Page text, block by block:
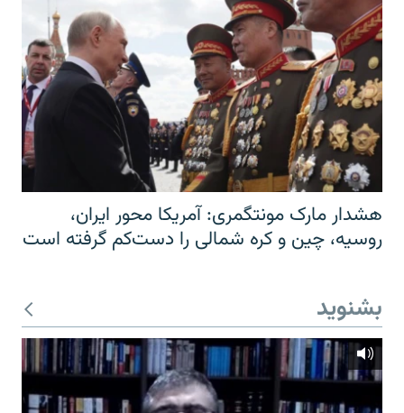
هشدار مارک مونتگمری: آمریکا محور ایران،
روسیه، چین و کره شمالی را دست‌کم گرفته است
بشنوید